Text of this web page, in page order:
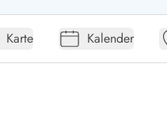
Karte Kalender